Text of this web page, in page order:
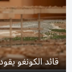
قائد الكونغو